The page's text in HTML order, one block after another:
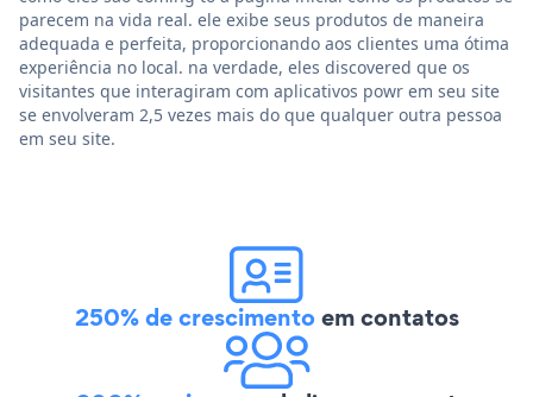
parecem na vida real. ele exibe seus produtos de maneira
adequada e perfeita, proporcionando aos clientes uma ótima
experiência no local. na verdade, eles discovered que os
visitantes que interagiram com aplicativos powr em seu site
se envolveram 2,5 vezes mais do que qualquer outra pessoa
em seu site.
250% de crescimentoem contatos